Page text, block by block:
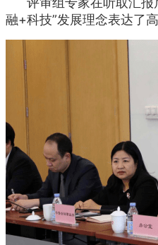
融+科技”发展理念表达了高